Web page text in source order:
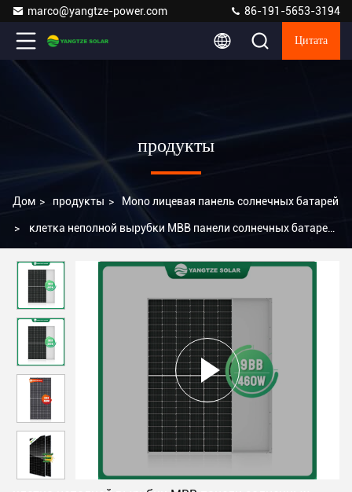
marco@yangtze-power.com 86-191-5653-3194
Цитата
продукты
Дом > продукты > Mono лицевая панель солнечных батарей
> клетка неполной вырубки MBB панели солнечных батарей